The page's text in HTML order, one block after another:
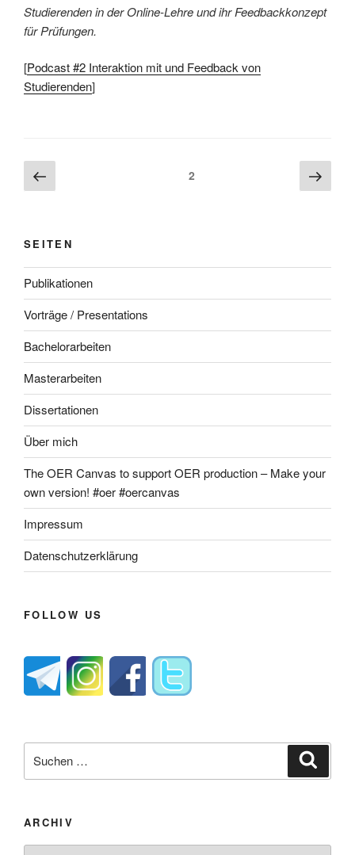
Studierenden in der Online-Lehre und ihr Feedbackkonzept
für Prüfungen.
[Podcast #2 Interaktion mit und Feedback von
Studierenden]
Beitragsnavigation
Vorherige
Seite
Seite2
Seite
SEITEN
Publikationen
Vorträge / Presentations
Bachelorarbeiten
Masterarbeiten
Dissertationen
Über mich
The OER Canvas to support OER production – Make your
own version! #oer #oercanvas
Impressum
Datenschutzerklärung
FOLLOW US
nach:
ARCHIV